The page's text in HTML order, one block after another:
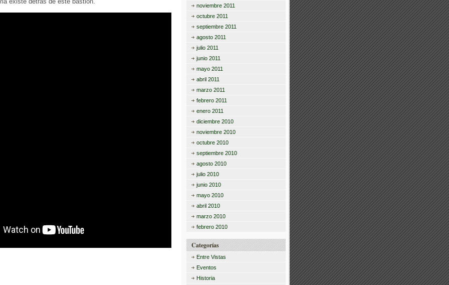
noviembre 2011
octubre 2011
septiembre 2011
agosto 2011
julio 2011
junio 2011
mayo 2011
abril 2011
marzo 2011
febrero 2011
enero 2011
diciembre 2010
noviembre 2010
octubre 2010
septiembre 2010
agosto 2010
julio 2010
junio 2010
mayo 2010
abril 2010
marzo 2010
febrero 2010
Categorías
Entre Vistas
Eventos
Historia